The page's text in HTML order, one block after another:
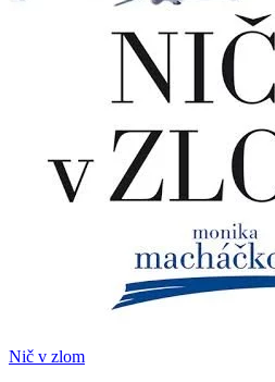
Nič v zlom